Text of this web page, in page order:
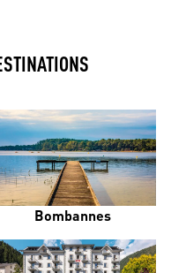
Bombannes